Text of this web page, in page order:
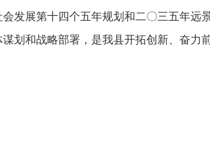
发展第十四个五年规划和二〇三五年远
划和战略部署，是我县开拓创新、奋力